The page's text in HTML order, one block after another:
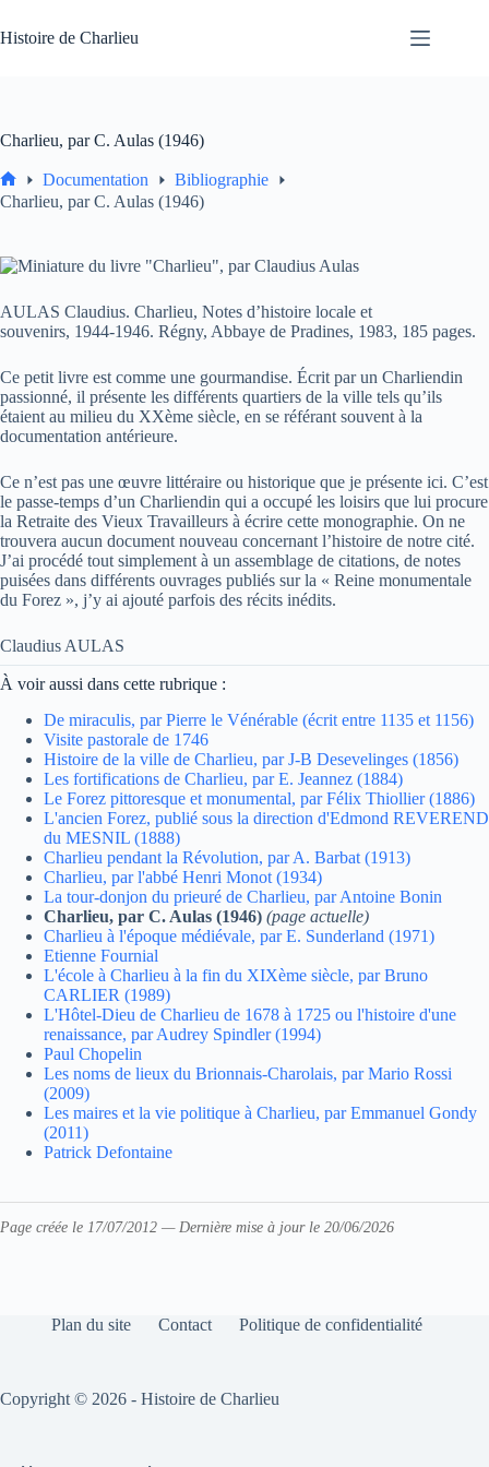
au
contenu
Histoire de Charlieu
Charlieu, par C. Aulas (1946)
Accueil
Documentation
Bibliographie
Charlieu, par C. Aulas (1946)
AULAS Claudius. Charlieu, Notes d’histoire locale et
souvenirs, 1944-1946. Régny, Abbaye de Pradines, 1983, 185 pages.
Ce petit livre est comme une gourmandise. Écrit par un Charliendin
passionné, il présente les différents quartiers de la ville tels qu’ils
étaient au milieu du XXème siècle, en se référant souvent à la
documentation antérieure.
Ce n’est pas une œuvre littéraire ou historique que je présente ici. C’est
le passe-temps d’un Charliendin qui a occupé les loisirs que lui procure
la Retraite des Vieux Travailleurs à écrire cette monographie. On ne
trouvera aucun document nouveau concernant l’histoire de notre cité.
J’ai procédé tout simplement à un assemblage de citations, de notes
puisées dans différents ouvrages publiés sur la « Reine monumentale
du Forez », j’y ai ajouté parfois des récits inédits.
Claudius AULAS
À voir aussi dans cette rubrique :
De miraculis, par Pierre le Vénérable (écrit entre 1135 et 1156)
Visite pastorale de 1746
Histoire de la ville de Charlieu, par J-B Desevelinges (1856)
Les fortifications de Charlieu, par E. Jeannez (1884)
Le Forez pittoresque et monumental, par Félix Thiollier (1886)
L'ancien Forez, publié sous la direction d'Edmond REVEREND
du MESNIL (1888)
Charlieu pendant la Révolution, par A. Barbat (1913)
Charlieu, par l'abbé Henri Monot (1934)
La tour-donjon du prieuré de Charlieu, par Antoine Bonin
Charlieu, par C. Aulas (1946) (page actuelle)
Charlieu à l'époque médiévale, par E. Sunderland (1971)
Etienne Fournial
L'école à Charlieu à la fin du XIXème siècle, par Bruno
CARLIER (1989)
L'Hôtel-Dieu de Charlieu de 1678 à 1725 ou l'histoire d'une
renaissance, par Audrey Spindler (1994)
Paul Chopelin
Les noms de lieux du Brionnais-Charolais, par Mario Rossi
(2009)
Les maires et la vie politique à Charlieu, par Emmanuel Gondy
(2011)
Patrick Defontaine
Page créée le 17/07/2012 — Dernière mise à jour le 20/06/2026
Plan du site Contact Politique de confidentialité
Copyright © 2026 - Histoire de Charlieu